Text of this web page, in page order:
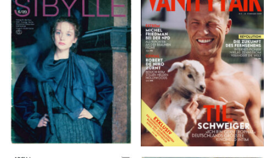
VANITY FAIR – Nr. 7 –
8. Februar 2007
SIBYLLE 6/89